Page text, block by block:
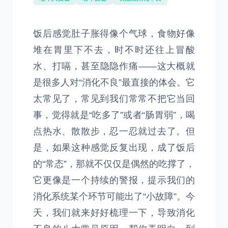
饭后感觉肚子胀得像个气球，食物好像
堆在胃里下不去，时不时还往上冒酸
水、打嗝，甚至隐隐作痛——这大概就
是很多人对“消化不良”最直接的体会。它
太常见了，常见到我们常常不把它当回
事，觉得就是“吃多了”或者“肠胃弱”，喝
点热水、散散步，忍一忍就过去了。但
是，如果这种感觉反复出现，成了饭后
的“常态”，那就不仅仅是偶然的吃撑了，
它更像是一个持续的警报，提示我们的
消化系统某个环节可能出了“小故障”。今
天，我们就来好好梳理一下，导致消化